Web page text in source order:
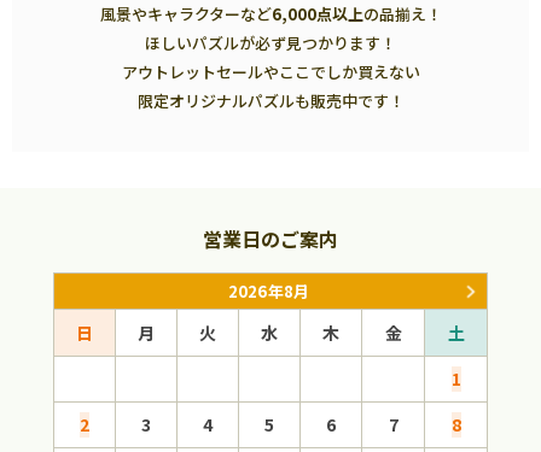
風景やキャラクターなど6,000点以上の品揃え！
ほしいパズルが必ず見つかります！
アウトレットセールやここでしか買えない
限定オリジナルパズルも販売中です！
営業日のご案内
2026年8月
日 月 火 水 木 金
土
1
2
3 4 5 6 7
8